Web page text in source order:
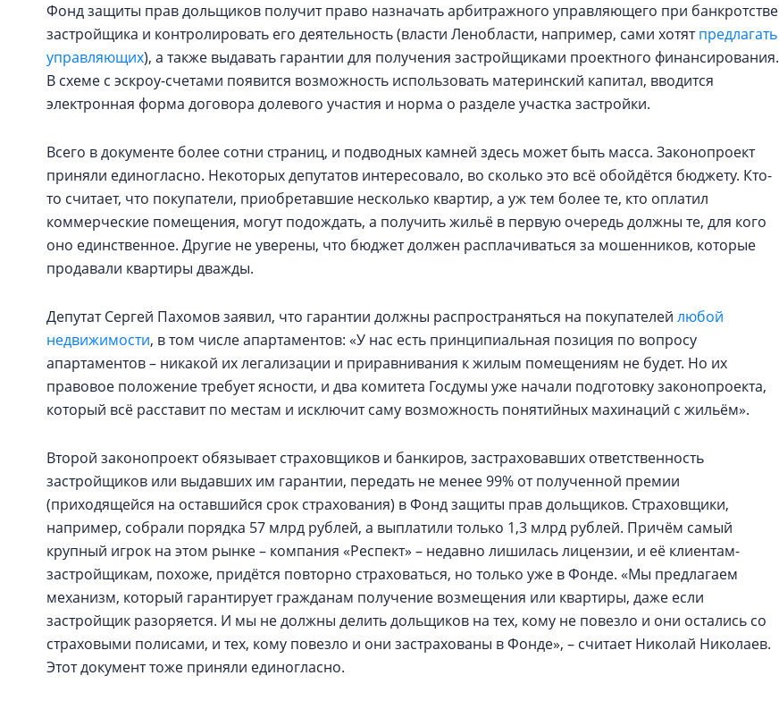
Фонд защиты прав дольщиков получит право назначать арбитражного управляющего при банкротстве
застройщика и контролировать его деятельность (власти Ленобласти, например, сами хотятпредлагать
управляющих), а также выдавать гарантии для получения застройщиками проектного финансирования.
В схеме с эскроу-счетами появится возможность использовать материнский капитал, вводится
электронная форма договора долевого участия и норма о разделе участка застройки.
Всего в документе более сотни страниц, и подводных камней здесь может быть масса. Законопроект
приняли единогласно. Некоторых депутатов интересовало, во сколько это всё обойдётся бюджету. Кто-
то считает, что покупатели, приобретавшие несколько квартир, а уж тем более те, кто оплатил
коммерческие помещения, могут подождать, а получить жильё в первую очередь должны те, для кого
оно единственное. Другие не уверены, что бюджет должен расплачиваться за мошенников, которые
продавали квартиры дважды.
Депутат Сергей Пахомов заявил, что гарантии должны распространяться на покупателей любой
недвижимости, в том числе апартаментов: «У нас есть принципиальная позиция по вопросу
апартаментов – никакой их легализации и приравнивания к жилым помещениям не будет. Но их
правовое положение требует ясности, и два комитета Госдумы уже начали подготовку законопроекта,
который всё расставит по местам и исключит саму возможность понятийных махинаций с жильём».
Второй законопроект обязывает страховщиков и банкиров, застраховавших ответственность
застройщиков или выдавших им гарантии, передать не менее 99% от полученной премии
(приходящейся на оставшийся срок страхования) в Фонд защиты прав дольщиков. Страховщики,
например, собрали порядка 57 млрд рублей, а выплатили только 1,3 млрд рублей. Причём самый
крупный игрок на этом рынке – компания «Респект» – недавно лишилась лицензии, и её клиентам-
застройщикам, похоже, придётся повторно страховаться, но только уже в Фонде. «Мы предлагаем
механизм, который гарантирует гражданам получение возмещения или квартиры, даже если
застройщик разоряется. И мы не должны делить дольщиков на тех, кому не повезло и они остались со
страховыми полисами, и тех, кому повезло и они застрахованы в Фонде», – считает Николай Николаев.
Этот документ тоже приняли единогласно.